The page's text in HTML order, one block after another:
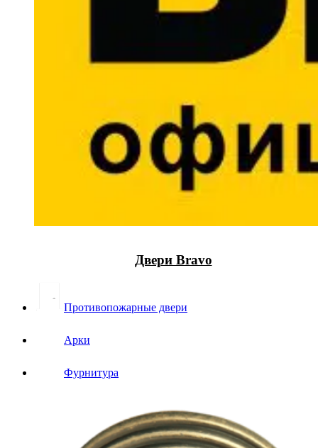
Двери Bravo
Противопожарные двери
Арки
Фурнитура